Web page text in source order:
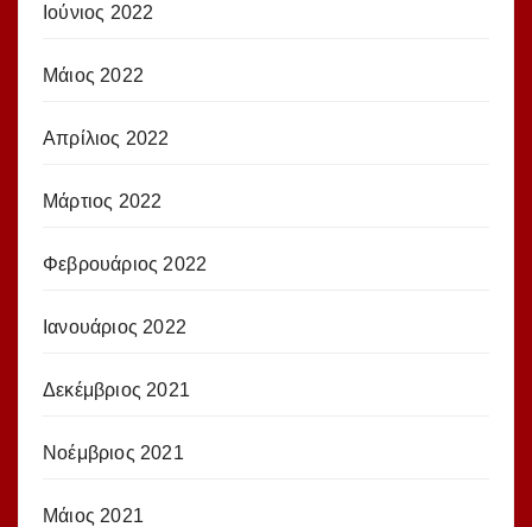
Ιούνιος 2022
Μάιος 2022
Απρίλιος 2022
Μάρτιος 2022
Φεβρουάριος 2022
Ιανουάριος 2022
Δεκέμβριος 2021
Νοέμβριος 2021
Μάιος 2021